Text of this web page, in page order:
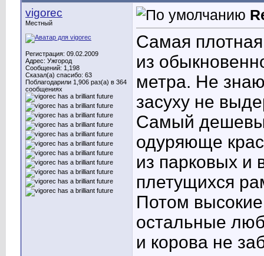
vigorec
Местный
Регистрация: 09.02.2009
Адрес: Ужгород
Сообщений: 1,198
Сказал(а) спасибо: 63
Поблагодарили 1,906 раз(а) в 364
сообщениях
Самая
из
метра. Не
засуху не
Самый
одуряюще
из парковых и
плетущихся
Потом
остальные
и корова не